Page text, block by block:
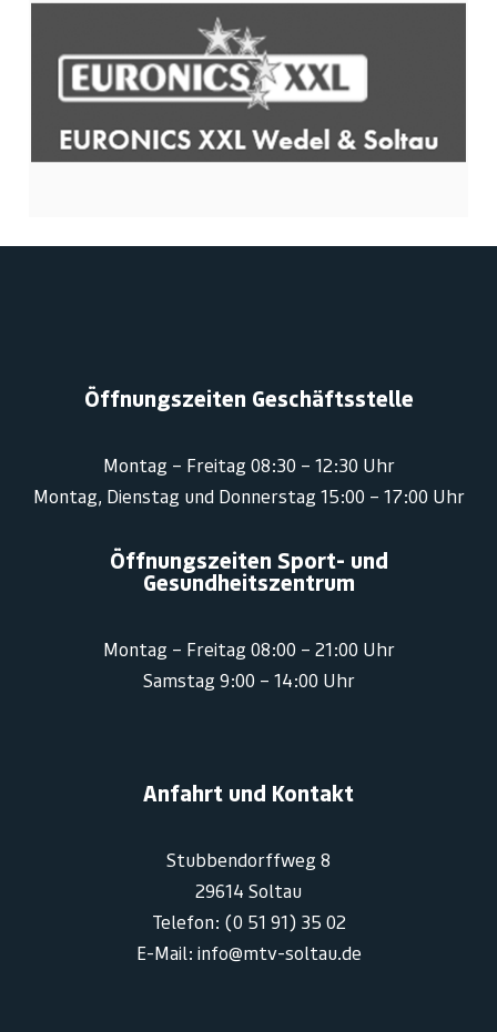
Öffnungszeiten Geschäftsstelle
Montag – Freitag 08:30 – 12:30 Uhr
Montag, Dienstag und Donnerstag 15:00 – 17:00 Uhr
Öffnungszeiten Sport- und
Gesundheitszentrum
Montag – Freitag 08:00 – 21:00 Uhr
Samstag 9:00 – 14:00 Uhr
Anfahrt und Kontakt
Stubbendorffweg 8
29614 Soltau
Telefon: (0 51 91) 35 02
E-Mail: info@mtv-soltau.de